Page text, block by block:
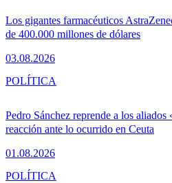
Los gigantes farmacéuticos
de 400.000 millones de dólares
03.08.2026
Pedro Sánchez reprende a los
reacción ante lo ocurrido en Ceuta
01.08.2026
POLÍTICA
POLÍTICA